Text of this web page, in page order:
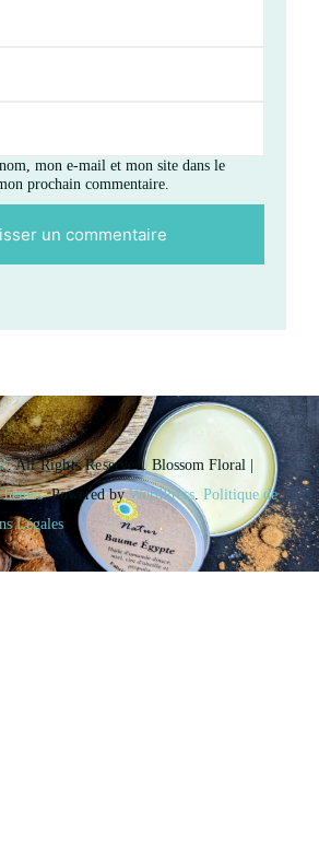
mon e-mail et mon site dans le
prochain commentaire.
. All Rights Reserved.Blossom Floral |
. Powered byWordPress. Politique de
Légales